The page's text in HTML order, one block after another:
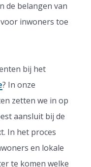
de belangen van
inwoners toe
bij het
? In onze
zetten we in op
aansluit bij de
In het proces
en lokale
te komen welke